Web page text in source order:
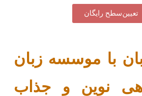
تعیین‌سطح رایگان
با موسسه زبان
نوین و جذاب